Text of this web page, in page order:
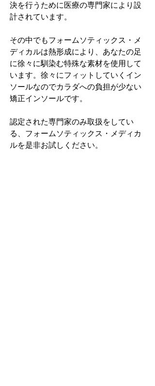
決を行うために医療の専門家により設
計されています。
その中でもフォームソティックス・メ
ディカルは熱形成により、あなたの足
に徐々に馴染む特殊な素材を使用して
います。徐々にフィットしていくイン
ソールなのでカラダへの負担が少ない
矯正インソールです。
認定された専門家のみ取扱をしてい
る、フォームソティックス・メディカ
ルを是非お試しください。